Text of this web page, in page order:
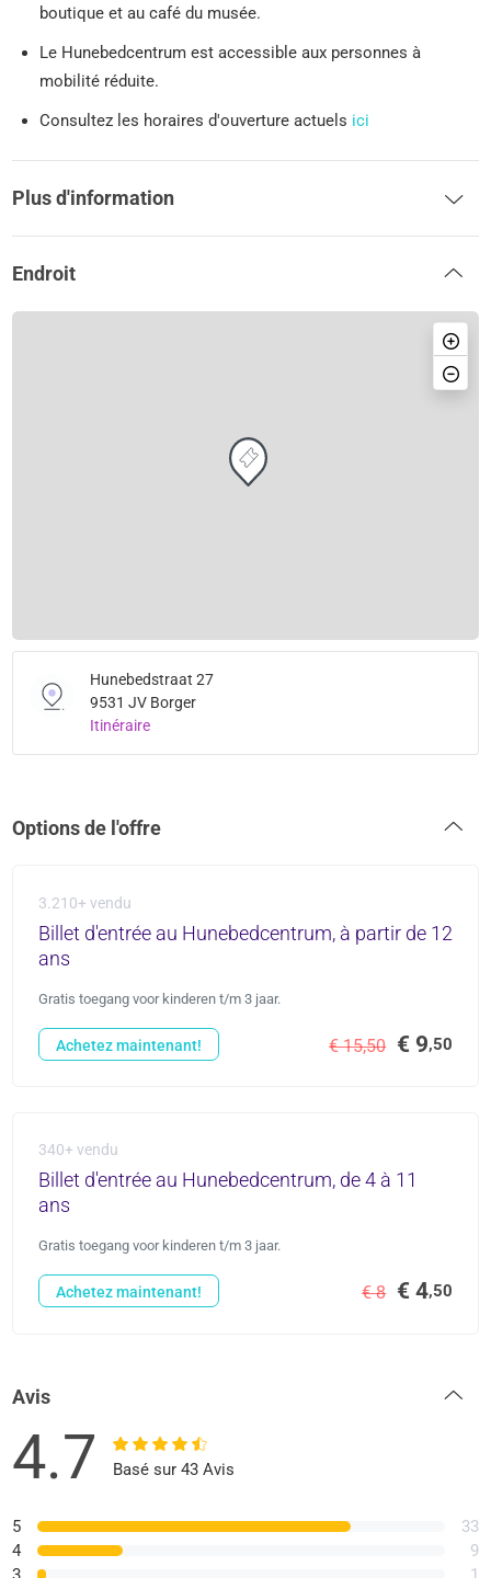
boutique et au café du musée.
Le Hunebedcentrum est accessible aux personnes à
mobilité réduite.
Consultez les horaires d'ouverture actuels ici
Plus d'information
Endroit
Hunebedstraat 27
9531 JV Borger
Itinéraire
Options de l'offre
3.210+ vendu
Billet d'entrée au Hunebedcentrum, à partir de 12
ans
Gratis toegang voor kinderen t/m 3 jaar.
€ 15,50 € 9,50
Achetez maintenant!
340+ vendu
Billet d'entrée au Hunebedcentrum, de 4 à 11
ans
Gratis toegang voor kinderen t/m 3 jaar.
€ 8 € 4,50
Achetez maintenant!
Avis
4.7 Basé sur 43 Avis
5
4
33
9